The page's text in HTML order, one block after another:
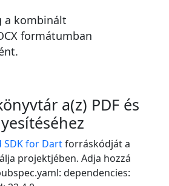
a kombinált
formátumban
a(z) PDF és
SDK for Dartforráskódját a
projektjében. Adja hozzá
dependencies: